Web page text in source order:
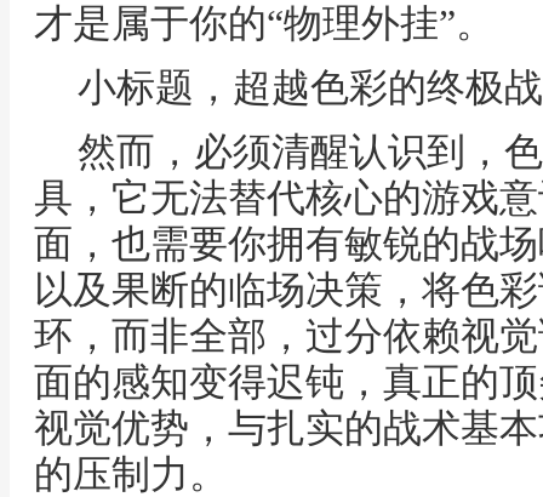
才是属于你的“物理外挂”。
小标题，超越色彩的终极
然而，必须清醒认识到，
具，它无法替代核心的游戏
面，也需要你拥有敏锐的战
以及果断的临场决策，将色
环，而非全部，过分依赖视
面的感知变得迟钝，真正的
视觉优势，与扎实的战术基
的压制力。